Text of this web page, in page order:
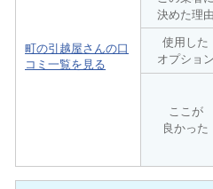
町の引越屋さんの口
コミ一覧を見る
決めた理
使用した
オプショ
ここが
良かった